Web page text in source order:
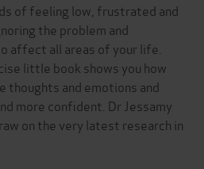
of feeling low, frustrated and
the problem and
affect all areas of your life.
little book shows you how
thoughts and emotions and
more confident. Dr Jessamy
on the very latest research in